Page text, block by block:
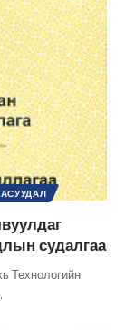
судалгаа
Технологийн